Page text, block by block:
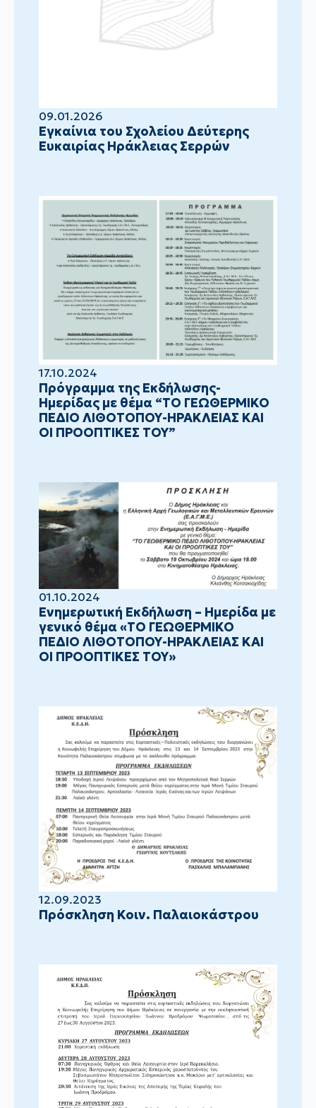
09.01.2026
Eγκαίνια του Σχολείου Δεύτερης
Ευκαιρίας Ηράκλειας Σερρών
17.10.2024
Πρόγραμμα της Εκδήλωσης-
Ημερίδας με θέμα “ΤΟ ΓΕΩΘΕΡΜΙΚΟ
ΠΕΔΙΟ ΛΙΘΟΤΟΠΟΥ-ΗΡΑΚΛΕΙΑΣ ΚΑΙ
ΟΙ ΠΡΟΟΠΤΙΚΕΣ ΤΟΥ”
01.10.2024
Ενημερωτική Εκδήλωση – Ημερίδα με
γενικό θέμα «ΤΟ ΓΕΩΘΕΡΜΙΚΟ
ΠΕΔΙΟ ΛΙΘΟΤΟΠΟΥ-ΗΡΑΚΛΕΙΑΣ ΚΑΙ
ΟΙ ΠΡΟΟΠΤΙΚΕΣ ΤΟΥ»
12.09.2023
Πρόσκληση Κοιν. Παλαιοκάστρου